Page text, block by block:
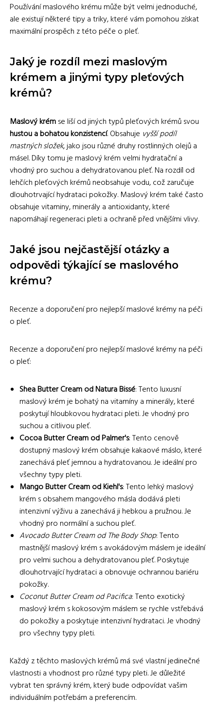
Používání maslového krému může být velmi jednoduché,
ale existují některé tipy a triky, které vám pomohou získat
maximální prospěch z této péče o pleť.
Jaký je rozdíl mezi maslovým
krémem a jinými typy pleťových
krémů?
Maslový krémse liší od jiných typů pleťových krémů svou
hustou a bohatou konzistencí. Obsahuje vyšší podíl
mastných složek, jako jsou různé druhy rostlinných olejů a
másel. Díky tomu je maslový krém velmi hydratační a
vhodný pro suchou a dehydratovanou pleť. Na rozdíl od
lehčích pleťových krémů neobsahuje vodu, což zaručuje
dlouhotrvající hydrataci pokožky. Maslový krém také často
obsahuje vitaminy, minerály a antioxidanty, které
napomáhají regeneraci pleti a ochraně před vnějšími vlivy.
Jaké jsou nejčastější otázky a
odpovědi týkající se maslového
krému?
Recenze a doporučení pro nejlepší maslové krémy na péči
o pleť.
Recenze a doporučení pro nejlepší maslové krémy na péči
o pleť:
Shea Butter Cream od Natura Bissé: Tento luxusní
maslový krém je bohatý na vitamíny a minerály, které
poskytují hloubkovou hydrataci pleti. Je vhodný pro
suchou a citlivou pleť.
Cocoa Butter Cream od Palmer's: Tento cenově
dostupný maslový krém obsahuje kakaové máslo, které
zanechává pleť jemnou a hydratovanou. Je ideální pro
všechny typy pleti.
Mango Butter Cream od Kiehl's: Tento lehký maslový
krém s obsahem mangového másla dodává pleti
intenzivní výživu a zanechává ji hebkou a pružnou. Je
vhodný pro normální a suchou pleť.
Avocado Butter Cream od The Body Shop: Tento
mastnější maslový krém s avokádovým máslem je ideální
pro velmi suchou a dehydratovanou pleť. Poskytuje
dlouhotrvající hydrataci a obnovuje ochrannou bariéru
pokožky.
Coconut Butter Cream od Pacifica: Tento exotický
maslový krém s kokosovým máslem se rychle vstřebává
do pokožky a poskytuje intenzivní hydrataci. Je vhodný
pro všechny typy pleti.
Každý z těchto maslových krémů má své vlastní jedinečné
vlastnosti a vhodnost pro různé typy pleti. Je důležité
vybrat ten správný krém, který bude odpovídat vašim
individuálním potřebám a preferencím.